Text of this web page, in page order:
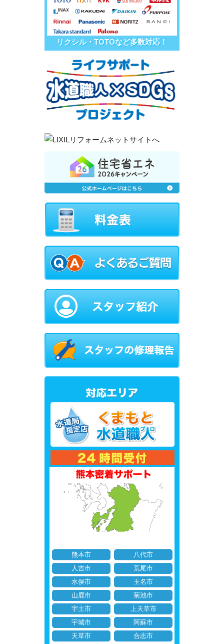
リクシル・TOTOなど多数対応！
熊本市
八代市
人吉市
荒尾市
水俣市
玉名市
山鹿市
菊池市
宇土市
上天草市
宇城市
阿蘇市
天草市
合志市